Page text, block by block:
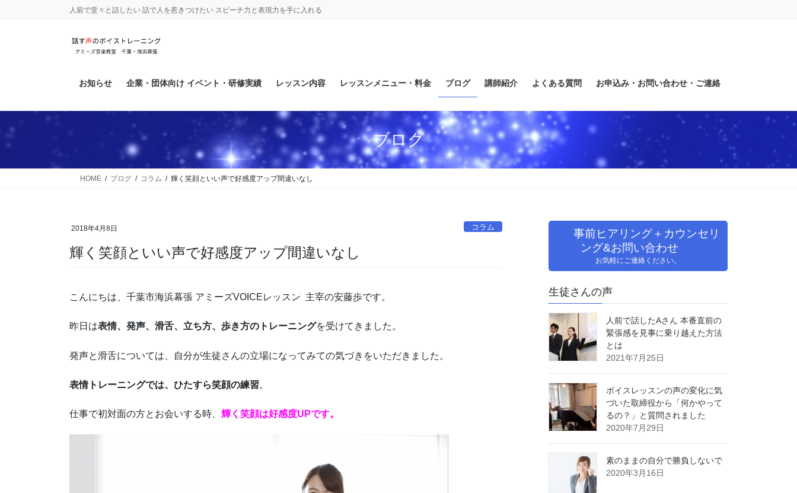
動
人前で堂々と話したい 話で人を惹きつけたい スピーチ力と表現力を手に入れる
お知らせ 企業・団体向け イベント・研修実績 レッスン内容 レッスンメニュー・料金 ブログ 講師紹介 よくある質問 お申込み・お問い合わせ・ご連絡
ブログ
HOME ブログ コラム 輝く笑顔といい声で好感度アップ間違いなし
2018年4月8日 コラム
輝く笑顔といい声で好感度アップ間違いなし
こんにちは、千葉市海浜幕張 アミーズVOICEレッスン 主宰の安藤歩です。
昨日は表情、発声、滑舌、立ち方、歩き方のトレーニングを受けてきました。
発声と滑舌については、自分が生徒さんの立場になってみての気づきをいただきました。
表情トレーニングでは、ひたすら笑顔の練習。
仕事で初対面の方とお会いする時、 輝く笑顔は好感度UPです。
事前ヒアリング＋カウンセリ
ング&お問い合わせ
お気軽にご連絡ください。
生徒さんの声
人前で話したAさん 本番直前の
緊張感を見事に乗り越えた方法
とは
2021年7月25日
ボイスレッスンの声の変化に気
づいた取締役から「何かやって
るの？」と質問されました
2020年7月29日
素のままの自分で勝負しないで
2020年3月16日